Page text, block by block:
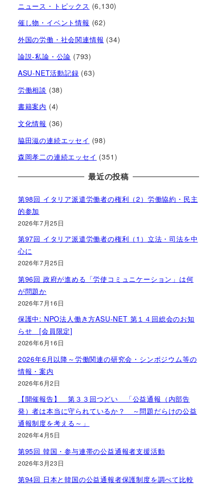
ニュース・トピックス (6,130)
催し物・イベント情報 (62)
外国の労働・社会関連情報 (34)
論説-私論・公論 (793)
ASU-NET活動記録 (63)
労働相談 (38)
書籍案内 (4)
文化情報 (36)
脇田滋の連続エッセイ (98)
森岡孝二の連続エッセイ (351)
最近の投稿
第98回 イタリア派遣労働者の権利（2）労働協約・民主
的参加
2026年7月25日
第97回 イタリア派遣労働者の権利（1）立法・司法を中
心に
2026年7月25日
第96回 政府が進める「労使コミュニケーション」は何
が問題か
2026年7月16日
保護中: NPO法人働き方ASU-NET 第１４回総会のお知
らせ [会員限定]
2026年6月16日
2026年6月以降～労働関連の研究会・シンポジウム等の
情報・案内
2026年6月2日
【開催報告】 第３３回つどい 「公益通報（内部告
発）者は本当に守られているか？ ～問題だらけの公益
通報制度を考える～」
2026年4月5日
第95回 韓国・参与連帯の公益通報者支援活動
2026年3月23日
第94回 日本と韓国の公益通報者保護制度を調べて比較